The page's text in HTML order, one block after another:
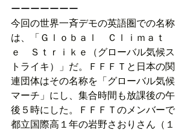
ーーーーーーー
今回の世界一斉デモの英語圏での名称
は、「Ｇｌｏｂａｌ　Ｃｌｉｍａｔ
ｅ　Ｓｔｒｉｋｅ（グローバル気候ス
トライキ）」だ。ＦＦＦＴと日本の関
連団体はその名称を「グローバル気候
マーチ」にし、集合時間も放課後の午
後５時にした。ＦＦＦＴのメンバーで
都立国際高１年の岩野さおりさん（１